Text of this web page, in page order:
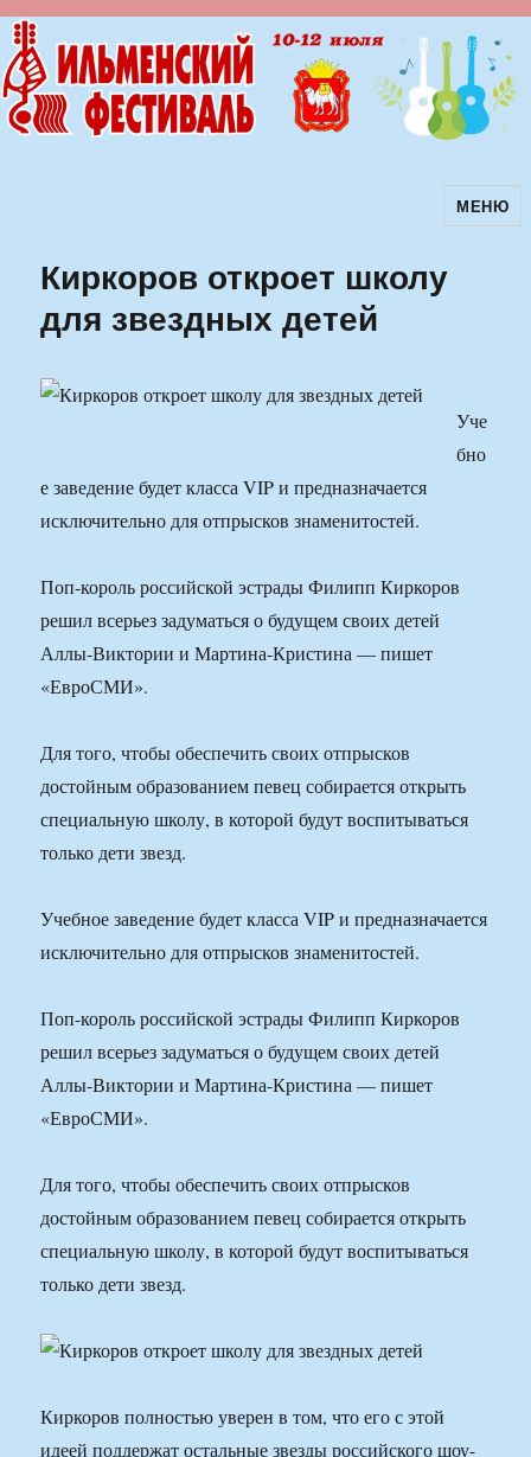
Ильменский фестиваль авторскойМЕНЮ
Киркоров откроет школу
для звездных детей
Уче
бно
е заведение будет класса VIP и предназначается
исключительно для отпрысков знаменитостей.
Поп-король российской эстрады Филипп Киркоров
решил всерьез задуматься о будущем своих детей
Аллы-Виктории и Мартина-Кристина — пишет
«ЕвроСМИ».
Для того, чтобы обеспечить своих отпрысков
достойным образованием певец собирается открыть
специальную школу, в которой будут воспитываться
только дети звезд.
Учебное заведение будет класса VIP и предназначается
исключительно для отпрысков знаменитостей.
Поп-король российской эстрады Филипп Киркоров
решил всерьез задуматься о будущем своих детей
Аллы-Виктории и Мартина-Кристина — пишет
«ЕвроСМИ».
Для того, чтобы обеспечить своих отпрысков
достойным образованием певец собирается открыть
специальную школу, в которой будут воспитываться
только дети звезд.
Киркоров полностью уверен в том, что его с этой
идеей поддержат остальные звезды российского шоу-